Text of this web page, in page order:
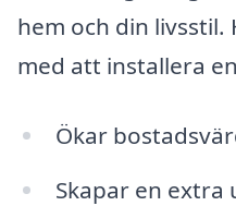
hem och din
med att installera
Ökar
Skapar en